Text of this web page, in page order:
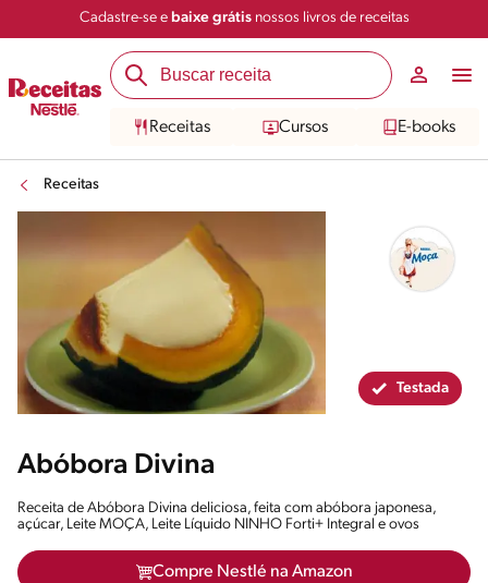
Cadastre-se e baixe grátisnossos livros de receitas
Receitas Cursos E-books
Receitas
Salvar Compartilhar
Testada
Abóbora Divina
Receita de Abóbora Divina deliciosa, feita com abóbora japonesa,
açúcar, Leite MOÇA, Leite Líquido NINHO Forti+ Integral e ovos
Compre Nestlé na Amazon